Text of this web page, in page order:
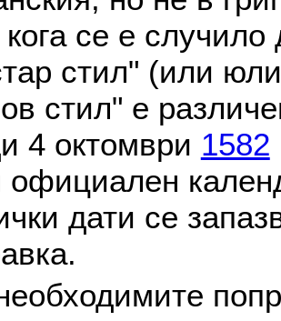
кога се е
стил" (или
стил" е
4 октомври 1582
официален
дати се